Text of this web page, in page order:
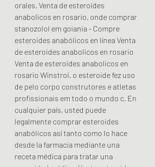
orales. Venta de esteroides
anabolicos en rosario, onde comprar
stanozolol em goiania - Compre
esteroides anabólicos en línea Venta
de esteroides anabolicos en rosario
Venta de esteroides anabolicos en
rosario Winstrol, o esteroide fez uso
de pelo corpo construtores e atletas
profissionais em todo o mundo c. En
cualquier país, usted puede
legalmente comprar esteroides
anabólicos así tanto como lo hace
desde la farmacia mediante una
receta médica para tratar una